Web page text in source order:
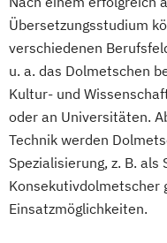
Übersetzungsstudium
verschiedenen
u. a. das Dolmetschen
Kultur- und
oder an Universitäten.
Technik werden
Spezialisierung, z. B.
Konsekutivdolmetscher
Einsatzmöglichkeiten.